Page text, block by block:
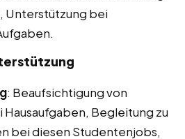
Unterstützung bei
: Beaufsichtigung von
Begleitung zu
bei diesen Studentenjobs,